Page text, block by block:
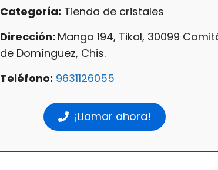
Categoría: Tienda de cristales
Dirección: Mango 194, Tikal, 30099
de Domínguez, Chis.
Teléfono: 9631126055
¡Llamar ahora!